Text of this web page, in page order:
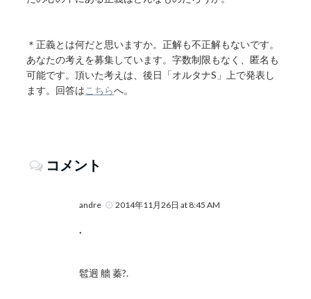
＊正義とは何だと思いますか。正解も不正解もないです。
あなたの考えを募集しています。字数制限もなく、匿名も
可能です。頂いた考えは、後日「オルタナS」上で発表し
ます。回答はこちらへ。
コメント
andre 2014年11月26日 at 8:45 AM
.
髱迥 艢 蓁?.